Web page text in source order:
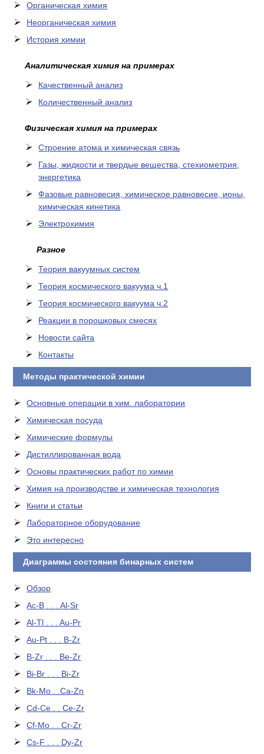
Органическая химия
Неорганическая химия
История химии
Аналитическая химия на примерах
Качественный анализ
Количественный анализ
Физическая химия на примерах
Cтроение атома и химическая связь
Газы, жидкости и твердые вещества, стехиометрия,
энергетика
Фазовые равновесия, химическое равновесие, ионы,
химическая кинетика
Электрохимия
Разное
Теория вакуумных систем
Теория космического вакуума ч.1
Теория космического вакуума ч.2
Реакции в порошковых смесях
Новости сайта
Контакты
Методы практической химии
Основные операции в хим. лаборатории
Химическая посуда
Химические формулы
Дистиллированная вода
Основы практических работ по химии
Химия на производстве и химическая технология
Книги и статьи
Лабораторное оборудование
Это интересно
Диаграммы состояния бинарных систем
Обзор
Ac-B . . . Al-Sr
Al-Tl . . . Au-Pr
Au-Pt . . . B-Zr
B-Zr . . . Be-Zr
Bi-Br . . . Bi-Zr
Bk-Mo . .Ca-Zn
Cd-Ce . . Ce-Zr
Cf-Mo . . Cr-Zr
Cs-F . . . Dy-Zr